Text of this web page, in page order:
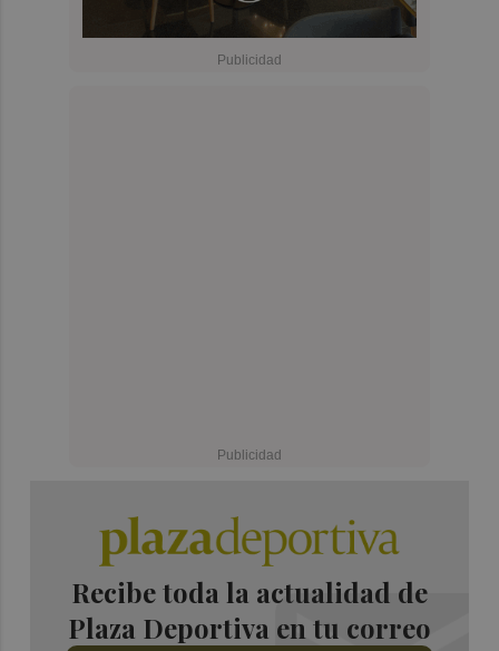
Recibe toda la actualidad de
Plaza Deportiva en tu correo